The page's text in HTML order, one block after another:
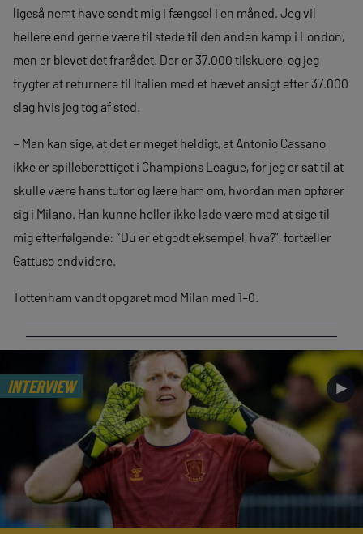
ligeså nemt have sendt mig i fængsel i en måned. Jeg vil
hellere end gerne være til stede til den anden kamp i London,
men er blevet det frarådet. Der er 37.000 tilskuere, og jeg
frygter at returnere til Italien med et hævet ansigt efter 37.000
slag hvis jeg tog af sted.
– Man kan sige, at det er meget heldigt, at Antonio Cassano
ikke er spilleberettiget i Champions League, for jeg er sat til at
skulle være hans tutor og lære ham om, hvordan man opfører
sig i Milano. Han kunne heller ikke lade være med at sige til
mig efterfølgende: “Du er et godt eksempel, hva?”, fortæller
Gattuso endvidere.
Tottenham vandt opgøret mod Milan med 1-0.
INTERVIEW ►